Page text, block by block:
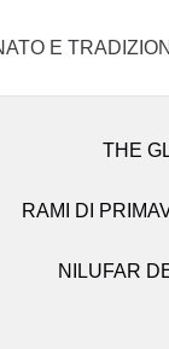
E
THE
RAMI DI
NILUFAR